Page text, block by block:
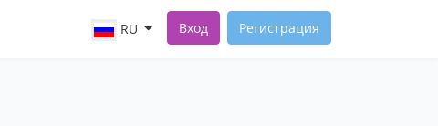
RU Вход Регистрация